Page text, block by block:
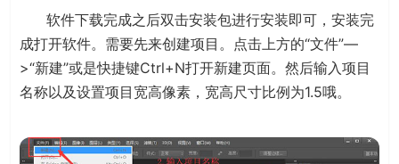
软件下载完成之后双击安装包进行安装即可，安装完
成打开软件。需要先来创建项目。点击上方的“文件”—
>“新建”或是快捷键Ctrl+N打开新建页面。然后输入项目
名称以及设置项目宽高像素，宽高尺寸比例为1.5哦。